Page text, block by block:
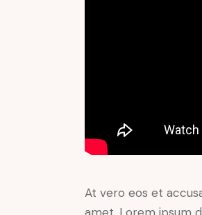
At vero eos et